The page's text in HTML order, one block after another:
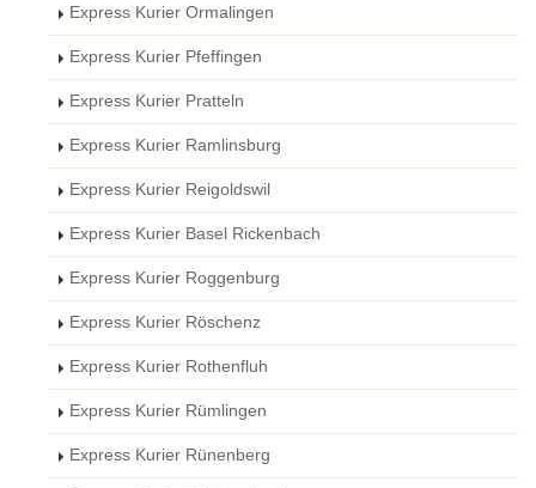
Express Kurier Ormalingen
Express Kurier Pfeffingen
Express Kurier Pratteln
Express Kurier Ramlinsburg
Express Kurier Reigoldswil
Express Kurier Basel Rickenbach
Express Kurier Roggenburg
Express Kurier Röschenz
Express Kurier Rothenfluh
Express Kurier Rümlingen
Express Kurier Rünenberg